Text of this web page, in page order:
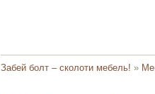
Забей болт – сколоти мебель! »